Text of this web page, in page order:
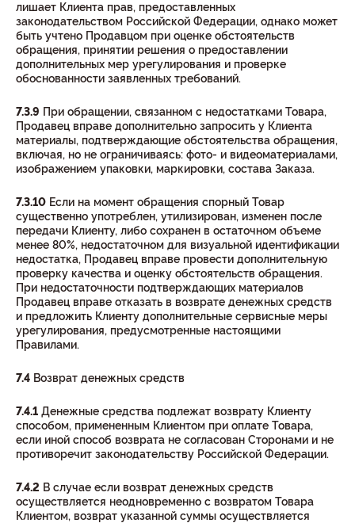
лишает Клиента прав, предоставленных
законодательством Российской Федерации, однако может
быть учтено Продавцом при оценке обстоятельств
обращения, принятии решения о предоставлении
дополнительных мер урегулирования и проверке
обоснованности заявленных требований.
7.3.9 При обращении, связанном с недостатками Товара,
Продавец вправе дополнительно запросить у Клиента
материалы, подтверждающие обстоятельства обращения,
включая, но не ограничиваясь: фото- и видеоматериалами,
изображением упаковки, маркировки, состава Заказа.
7.3.10 Если на момент обращения спорный Товар
существенно употреблен, утилизирован, изменен после
передачи Клиенту, либо сохранен в остаточном объеме
менее 80%, недостаточном для визуальной идентификации
недостатка, Продавец вправе провести дополнительную
проверку качества и оценку обстоятельств обращения.
При недостаточности подтверждающих материалов
Продавец вправе отказать в возврате денежных средств
и предложить Клиенту дополнительные сервисные меры
урегулирования, предусмотренные настоящими
Правилами.
7.4 Возврат денежных средств
7.4.1 Денежные средства подлежат возврату Клиенту
способом, примененным Клиентом при оплате Товара,
если иной способ возврата не согласован Сторонами и не
противоречит законодательству Российской Федерации.
7.4.2 В случае если возврат денежных средств
осуществляется неодновременно с возвратом Товара
Клиентом, возврат указанной суммы осуществляется